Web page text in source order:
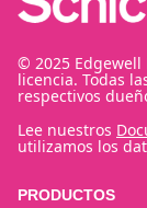
© 2025 Edgewell
licencia. Todas
respectivos
Lee nuestros
utilizamos los
PRODUCTOS